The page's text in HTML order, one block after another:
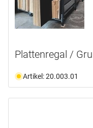
Plattenregal /
Artikel: 20.003.01